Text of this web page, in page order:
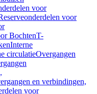
voor
voor
BochtenT-
Interne
circulatieOvergangen
en verbindingen,
voor